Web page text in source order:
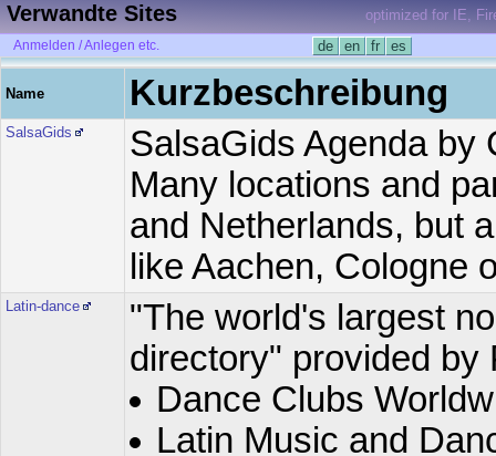
Verwandte Sites optimized for IE,
Anmelden / Anlegen etc. de en fr es
Name Kurzbeschreibung
SalsaGids
SalsaGids Agenda by
Many locations and
and Netherlands, but
like Aachen, Cologne
Latin-dance
"The world's largest
directory" provided by
Dance Clubs
Latin Music and